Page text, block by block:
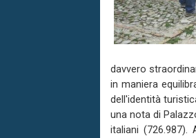
davvero
in maniera
dell'identità
una nota di
italiani